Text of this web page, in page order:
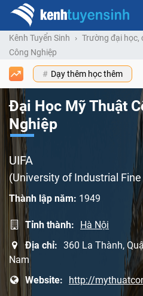
Kênh Tuyển Sinh Trường đại học,
Công Nghiệp
Dạy thêm học thêm
Đại Học Mỹ Thuật
Nghiệp
UIFA
(University of Industrial
Thành lập năm: 1949
Tỉnh thành:
Hà Nội
Địa chỉ: 360 La Thành,
Nam
Website:
http://